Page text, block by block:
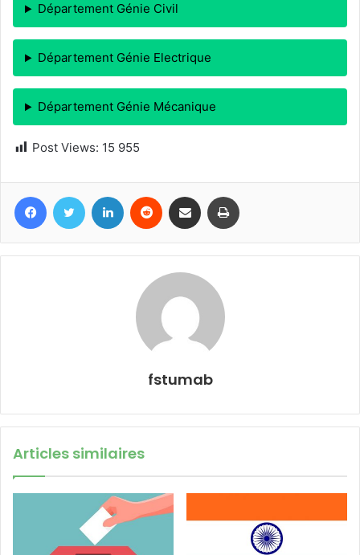
Département Génie Civil
Département Génie Electrique
Département Génie Mécanique
Post Views: 15 955
FacebookTwitter Linkedin Reddit Partager par email
fstumab
Articles similaires